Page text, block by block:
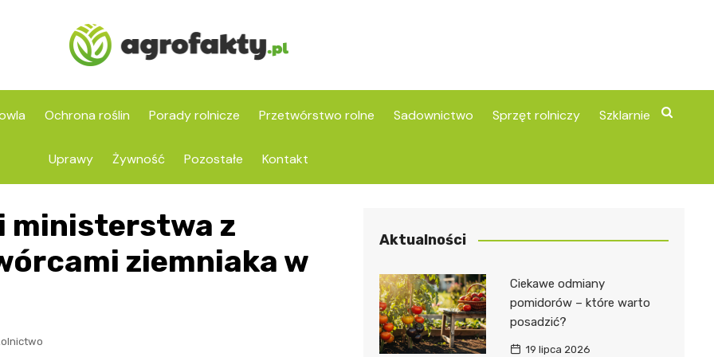
Ochrona roślin Porady rolnicze Przetwórstwo rolne Sadownictwo Sprzęt rolniczy Szklarnie
Uprawy Żywność Pozostałe Kontakt
ministerstwa z
ziemniaka w
Aktualności
Ciekawe odmiany
pomidorów – które warto
posadzić?
19 lipca 2026